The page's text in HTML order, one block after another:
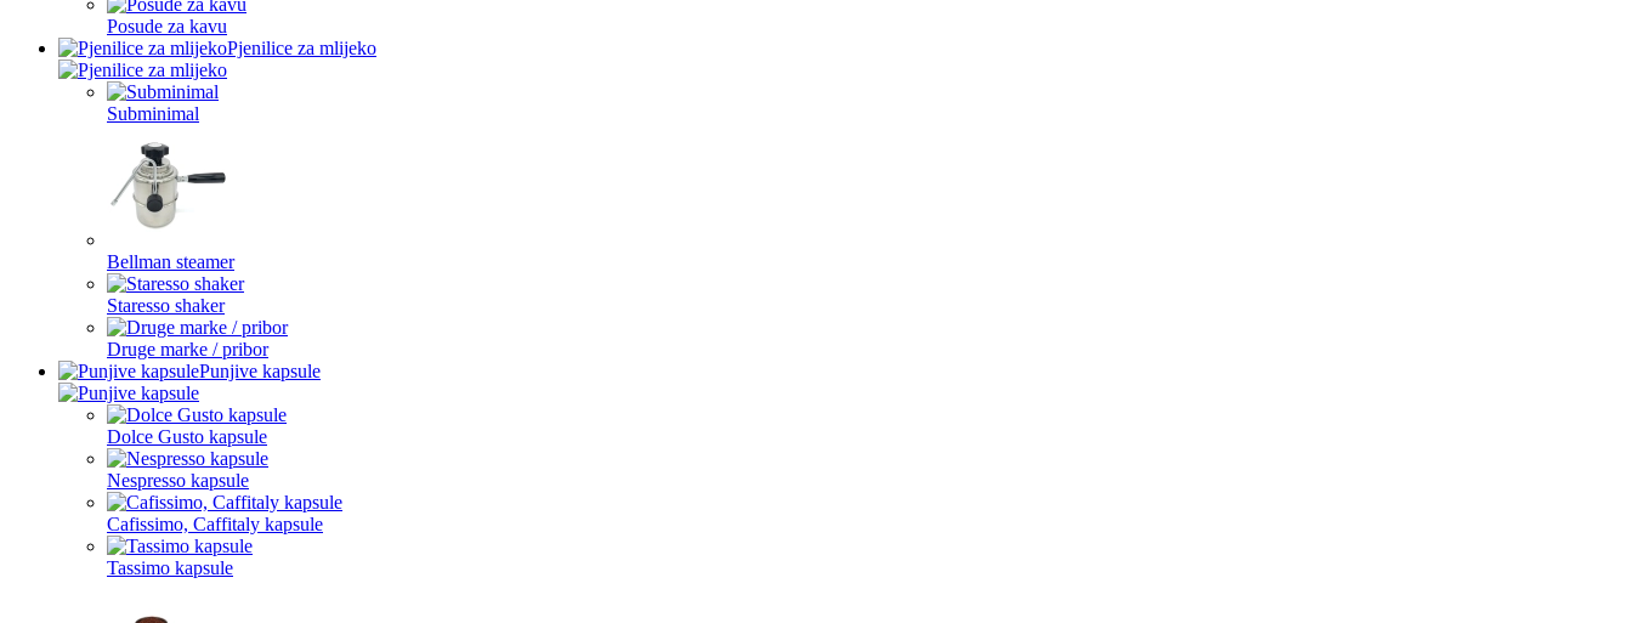
Posude za kavu
Pjenilice za mlijeko
Subminimal
Bellman steamer
Staresso shaker
Druge marke / pribor
Punjive kapsule
Dolce Gusto kapsule
Nespresso kapsule
Cafissimo, Caffitaly kapsule
Tassimo kapsule